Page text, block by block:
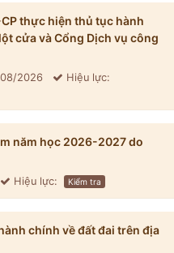
thực hiện thủ tục hành
cửa và Cổng Dịch vụ công
2026 Hiệu lực:
năm học 2026-2027 do
Hiệu lực: Kiểm tra
chính về đất đai trên địa